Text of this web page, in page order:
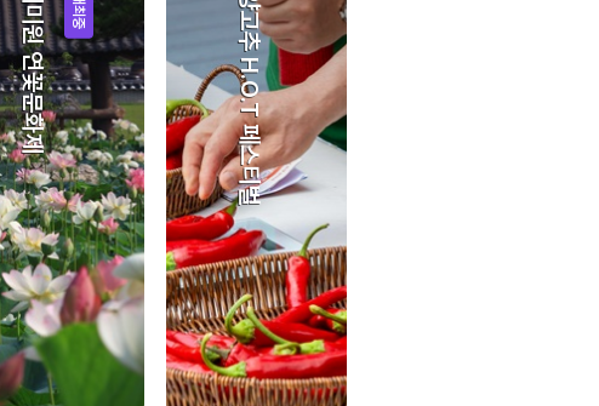
개최중
세미원 연꽃문화제 영양고추 H.O.T 페스티벌